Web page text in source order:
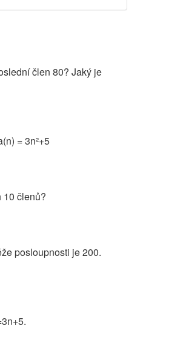
člen 80? Jaký je
= 3n²+5
10 členů?
posloupnosti je 200.